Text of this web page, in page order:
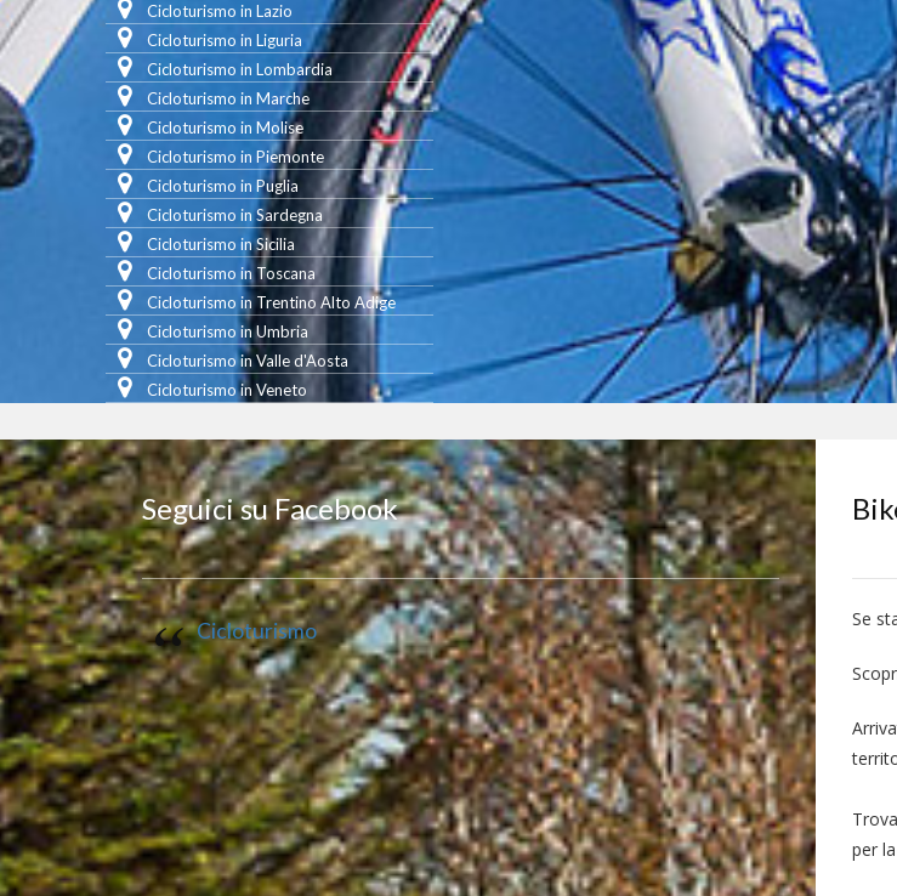
Cicloturismo in Lazio
Cicloturismo in Liguria
Cicloturismo in Lombardia
Cicloturismo in Marche
Cicloturismo in Molise
Cicloturismo in Piemonte
Cicloturismo in Puglia
Cicloturismo in Sardegna
Cicloturismo in Sicilia
Cicloturismo in Toscana
Cicloturismo in Trentino Alto Adige
Cicloturismo in Umbria
Cicloturismo in Valle d'Aosta
Cicloturismo in Veneto
Seguici su Facebook
Cicloturismo Se
per